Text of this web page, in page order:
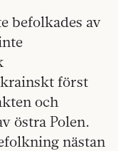
befolkades av
först
och
östra Polen.
nästan